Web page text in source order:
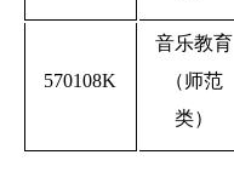
570108K
音乐教育
（师范
类）